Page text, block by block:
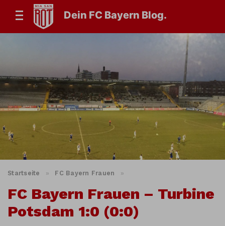
Dein FC Bayern Blog.
Startseite » FC Bayern Frauen »
FC Bayern Frauen – Turbine
Potsdam 1:0 (0:0)